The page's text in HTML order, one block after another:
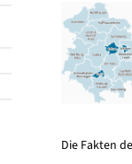
Die Fakten